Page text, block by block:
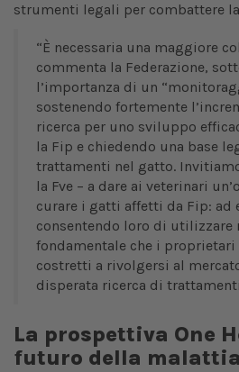
strumenti legali per combattere
“È necessaria una maggiore
commenta la Federazione,
l’importanza di un
sostenendo fortemente
ricerca per uno sviluppo
la Fip e chiedendo una base
trattamenti nel gatto.
la Fve – a dare ai veterinari
curare i gatti affetti da Fip: ad
consentendo loro di utilizzare
fondamentale che i proprietari
costretti a rivolgersi al
disperata ricerca di
La prospettiva One
futuro della malattia